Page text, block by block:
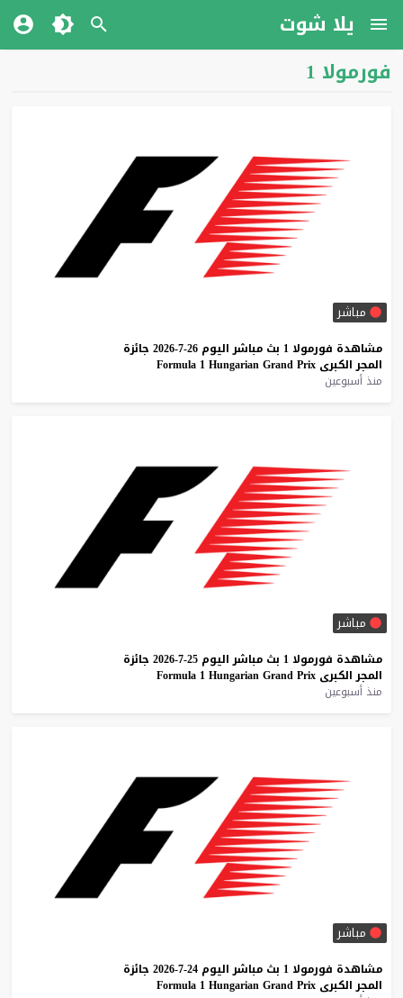
يلا شوت
فورمولا 1
مباشر
مشاهدة فورمولا 1 بث مباشر اليوم 26-7-2026
جائزة
المجر الكبرى Formula 1 Hungarian Grand Prix
منذ أسبوعين
مباشر
مشاهدة فورمولا 1 بث مباشر اليوم 25-7-2026
جائزة
المجر الكبرى Formula 1 Hungarian Grand Prix
منذ أسبوعين
مباشر
مشاهدة فورمولا 1 بث مباشر اليوم 24-7-2026
جائزة
المجر الكبرى Formula 1 Hungarian Grand Prix